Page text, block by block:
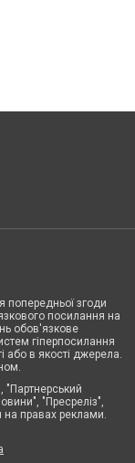
попередньої згоди
посилання на
обов'язкове
гіперпосилання
або в якості джерела.
"Партнерський
"Пресреліз",
на правах реклами.